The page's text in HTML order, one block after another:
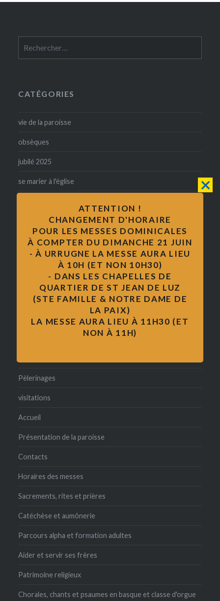
CATÉGORIES
vie de la paroisse
obsèques
jubilé 2025
se marier à l'église
catholicité
formation des adultes
pape François
Pèlerinages
visitations
Accueil
Présentation de la paroisse
Contacts
Horaires des messes
Sacrements, rites et prières
Catéchèse et aumônerie
Parcours alpha et formation adultes
Aider et servir ses frères
Patrimoine religieux
Chorales, chants et psaumes en basque et classe d'orgue
ATTENTION !
CHANGEMENT D'HORAIRE
POUR LES MESSES DOMINICALES
À COMPTER DU DIMANCHE 21 JUIN
- À URRUGNE LA MESSE AURA LIEU
À 10H (ET NON 10H30)
- DANS LES CHAPELLES DE
QUARTIER DE ST JEAN DE LUZ
(STE FAMILLE & NOTRE DAME DE
LA PAIX)
LA MESSE AURA LIEU À 11H30 (ET
NON À 11H)